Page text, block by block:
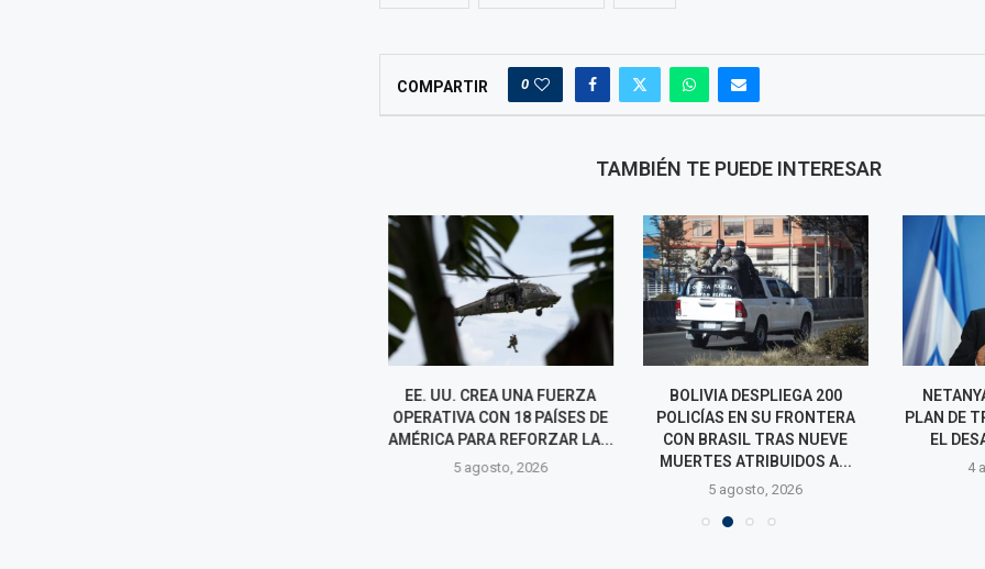
COMPARTIR 0
TAMBIÉN TE PUEDE INTERESAR
EE. UU. CREA UNA FUERZA
OPERATIVA CON 18 PAÍSES DE
AMÉRICA PARA REFORZAR LA...
5 agosto, 2026
BOLIVIA DESPLIEGA 200
POLICÍAS EN SU FRONTERA
CON BRASIL TRAS NUEVE
MUERTES ATRIBUIDOS A...
5 agosto, 2026
PLAN DE
EL
4